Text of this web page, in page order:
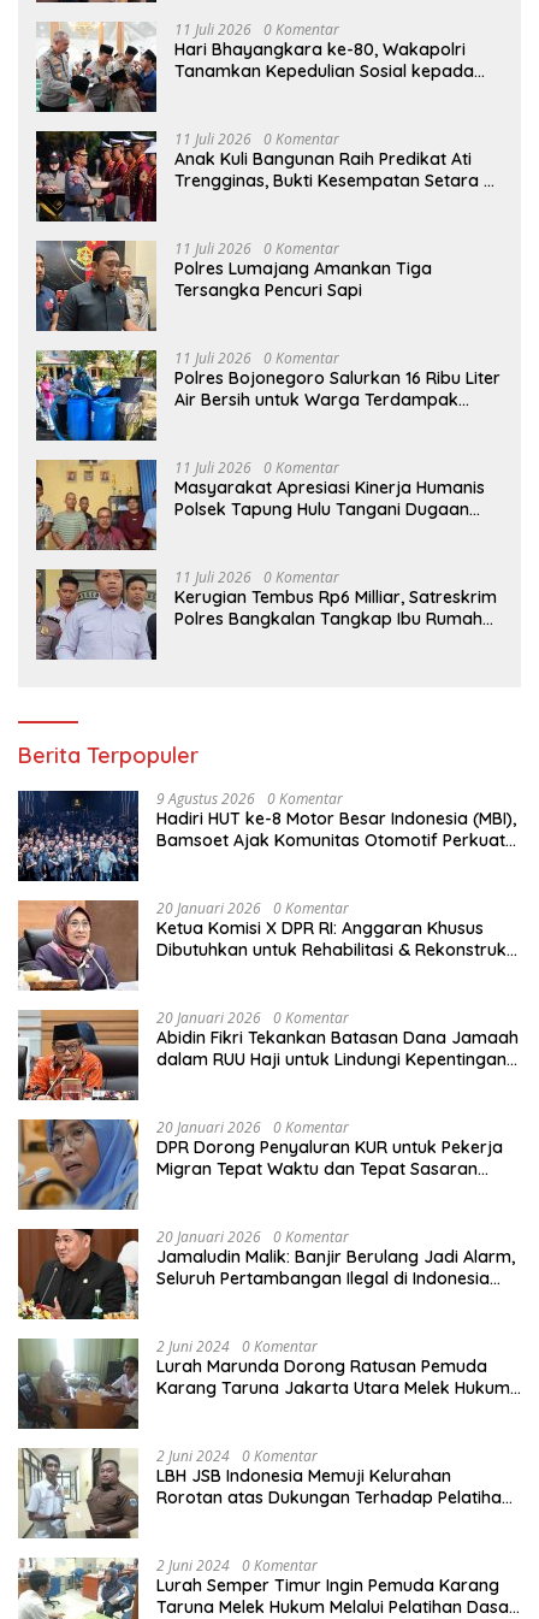
11 Juli 2026 0 Komentar
Hari Bhayangkara ke-80, Wakapolri
Tanamkan Kepedulian Sosial kepada
11 Juli 2026 0 Komentar
Anak Kuli Bangunan Raih Predikat Ati
Trengginas, Bukti Kesempatan Setara di
11 Juli 2026 0 Komentar
Polres Lumajang Amankan Tiga
Tersangka Pencuri Sapi
11 Juli 2026 0 Komentar
Polres Bojonegoro Salurkan 16 Ribu Liter
Air Bersih untuk Warga Terdampak
11 Juli 2026 0 Komentar
Masyarakat Apresiasi Kinerja Humanis
Polsek Tapung Hulu Tangani Dugaan
11 Juli 2026 0 Komentar
Kerugian Tembus Rp6 Milliar, Satreskrim
Polres Bangkalan Tangkap Ibu Rumah
Berita Terpopuler
9 Agustus 2026 0 Komentar
Hadiri HUT ke-8 Motor Besar Indonesia (MBI),
Bamsoet Ajak Komunitas Otomotif Perkuat
Bangsa
20 Januari 2026 0 Komentar
Ketua Komisi X DPR RI: Anggaran Khusus
Dibutuhkan untuk Rehabilitasi & Rekonstruksi
20 Januari 2026 0 Komentar
Abidin Fikri Tekankan Batasan Dana Jamaah
dalam RUU Haji untuk Lindungi Kepentingan
20 Januari 2026 0 Komentar
DPR Dorong Penyaluran KUR untuk Pekerja
Migran Tepat Waktu dan Tepat Sasaran
20 Januari 2026 0 Komentar
Jamaludin Malik: Banjir Berulang Jadi Alarm,
Seluruh Pertambangan Ilegal di Indonesia
2 Juni 2024 0 Komentar
Lurah Marunda Dorong Ratusan Pemuda
Karang Taruna Jakarta Utara Melek Hukum
2 Juni 2024 0 Komentar
LBH JSB Indonesia Memuji Kelurahan
Rorotan atas Dukungan Terhadap Pelatihan
2 Juni 2024 0 Komentar
Lurah Semper Timur Ingin Pemuda Karang
Taruna Melek Hukum Melalui Pelatihan Dasar